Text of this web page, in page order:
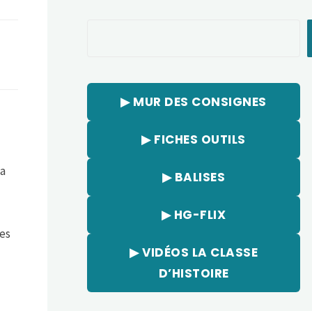
▶︎ MUR DES CONSIGNES
▶︎ FICHES OUTILS
▶︎ BALISES
▶︎ HG-FLIX
▶︎ VIDÉOS LA CLASSE
D’HISTOIRE